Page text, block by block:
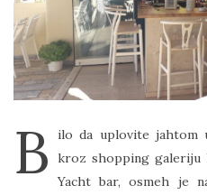
N
B
ilo da uplovite jahtom
kroz shopping galeriju
Yacht bar, osmeh je